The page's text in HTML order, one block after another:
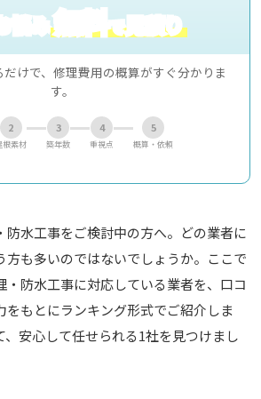
悩み無料で見積り
けで、修理費用の概算がすぐ分かりま
す。
2
根素材
3
築年数
4
重視点
5
概算・依頼
防水工事をご検討中の方へ。どの業者に
方も多いのではないでしょうか。ここで
・防水工事に対応している業者を、口コ
をもとにランキング形式でご紹介しま
、安心して任せられる1社を見つけまし